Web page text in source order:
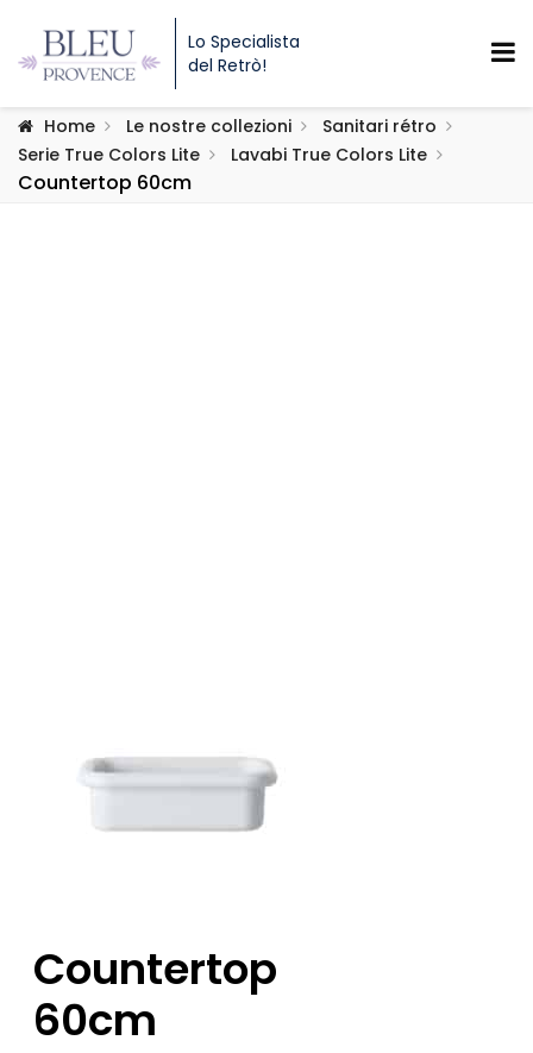
Lo Specialista
del Retrò!
Home Le nostre collezioni
Sanitari rétro
Serie True Colors Lite
Lavabi True Colors Lite
Countertop 60cm
Countertop
60cm